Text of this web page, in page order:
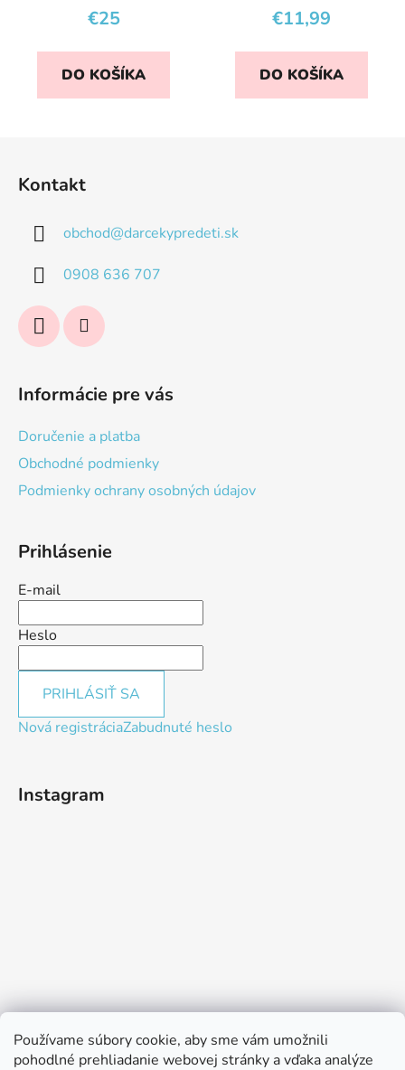
Používame súbory cookie, aby sme vám umožnili
pohodlné prehliadanie webovej stránky a vďaka analýze
€25
DO KOŠÍKA
€11,99
DO KOŠÍKA
Kontakt
obchod@darcekypredeti.sk
0908 636 707
Informácie pre vás
Doručenie a platba
Obchodné podmienky
Podmienky ochrany osobných údajov
Prihlásenie
E-mail
Heslo
PRIHLÁSIŤ SA
Nová registráciaZabudnuté heslo
Instagram